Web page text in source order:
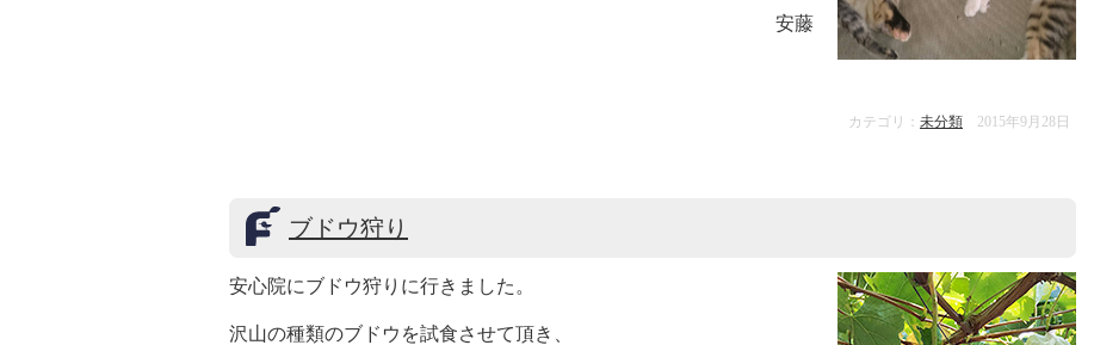
安藤
カテゴリ： 未分類 2015年9月28日
ブドウ狩り
安心院にブドウ狩りに行きました。
沢山の種類のブドウを試食させて頂き、